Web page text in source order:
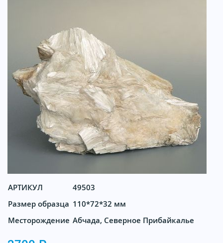
АРТИКУЛ
49503
Размер образца 110*72*32 мм
Месторождение Абчада, Северное Прибайкалье